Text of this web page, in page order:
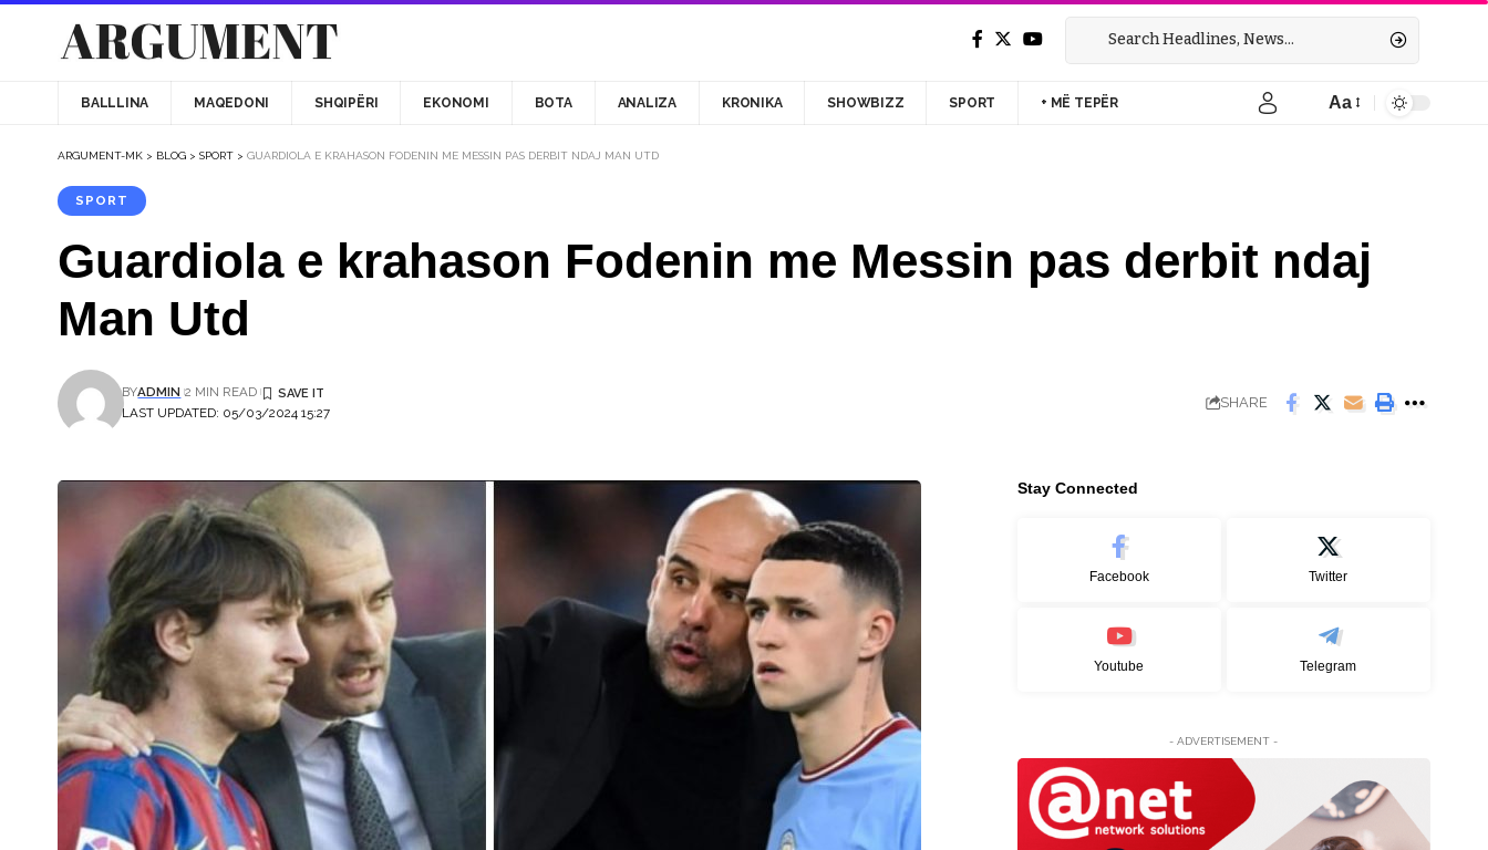
BALLLINA MAQEDONI SHQIPËRI EKONOMI BOTA ANALIZA KRONIKA SHOWBIZZ SPORT + MË TEPËR Aa
ARGUMENT-MK > BLOG > SPORT > GUARDIOLA E KRAHASON FODENIN ME MESSIN PAS DERBIT NDAJ MAN UTD
SPORT
Guardiola e krahason Fodenin me Messin pas derbit ndaj
Man Utd
LAST UPDATED: 05/03/2024 15:27
BYADMIN 2 MIN READ
SHARE
Stay Connected
Facebook Twitter
Youtube Telegram
- ADVERTISEMENT -